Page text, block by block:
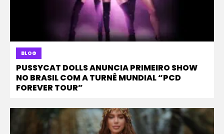
BLOG
PUSSYCAT DOLLS ANUNCIA PRIMEIRO SHOW
NO BRASIL COM A TURNÊ MUNDIAL “PCD
FOREVER TOUR”